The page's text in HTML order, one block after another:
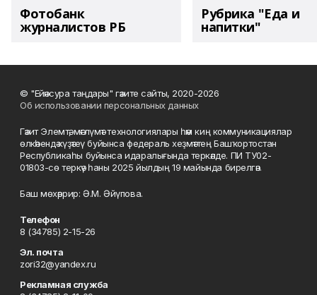
Фотобанк
журналистов РБ
Рубрика "Еда и
напитки"
© "Ейәнсура таңдары" гәзите сайты, 2020-2026
Об использовании персональных данных
Гәзит Элемтә, мәғлүмәт технологиялары һәм киң коммуникациялар
өлкәһендә күҙәтеү буйынса федераль хеҙмәттең Башҡортостан
Республикаһы буйынса идаралығында теркәлде. ПИ ТУ02-
01803-сө теркәү һаны 2025 йылдың 19 майында бирелгән.
Баш мөхәррир: Ә.М. Әйүпова.
Телефон
8 (34785) 2-15-26
Эл. почта
zori32@yandex.ru
Рекламная служба